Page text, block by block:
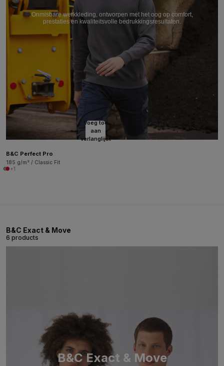
Onmisbare werkkleding, ontworpen met het oog op comfort,
prestaties en kwaliteitsvolle bedrukkingsresultaten.
Voeg toe
aan
verlanglijst
B&C Perfect Pro
185 g/m² / Classic Fit
+1
B&C Exact & Move
6 products
B&C Exact & Move